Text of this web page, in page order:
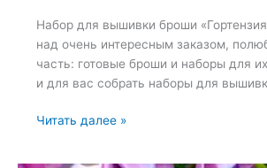
Набор для вышивки броши
над очень интересным заказом,
часть: готовые броши и наборы для
и для вас собрать наборы для
Набор
Читать далее »